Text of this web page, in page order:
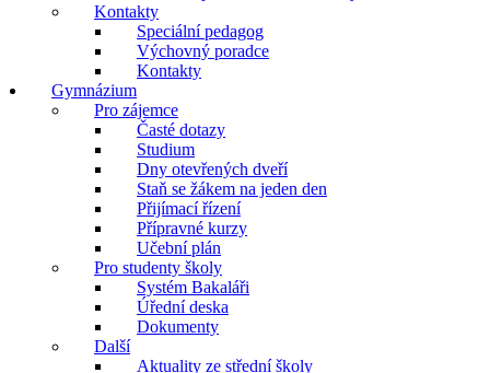
Kontakty
Speciální pedagog
Výchovný poradce
Kontakty
Gymnázium
Pro zájemce
Časté dotazy
Studium
Dny otevřených dveří
Staň se žákem na jeden den
Přijímací řízení
Přípravné kurzy
Učební plán
Pro studenty školy
Systém Bakaláři
Úřední deska
Dokumenty
Další
Aktuality ze střední školy